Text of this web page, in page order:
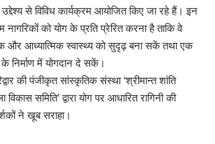
से विविध कार्यक्रम आयोजित किए जा रहे हैं। इन
नागरिकों को योग के प्रति प्रेरित करना है ताकि वे
और आध्यात्मिक स्वास्थ्य को सुदृढ़ बना सकें तथा एक
निर्माण में योगदान दे सकें।
की पंजीकृत सांस्कृतिक संस्था ‘श्रीमान्त शांति
समिति’ द्वारा योग पर आधारित रागिनी की
ने खूब सराहा।